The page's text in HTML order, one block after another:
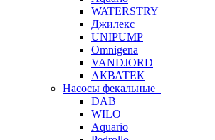
WATERSTRY
Джилекс
UNIPUMP
Omnigena
VANDJORD
АКВАТЕК
Насосы фекальные
DAB
WILO
Aquario